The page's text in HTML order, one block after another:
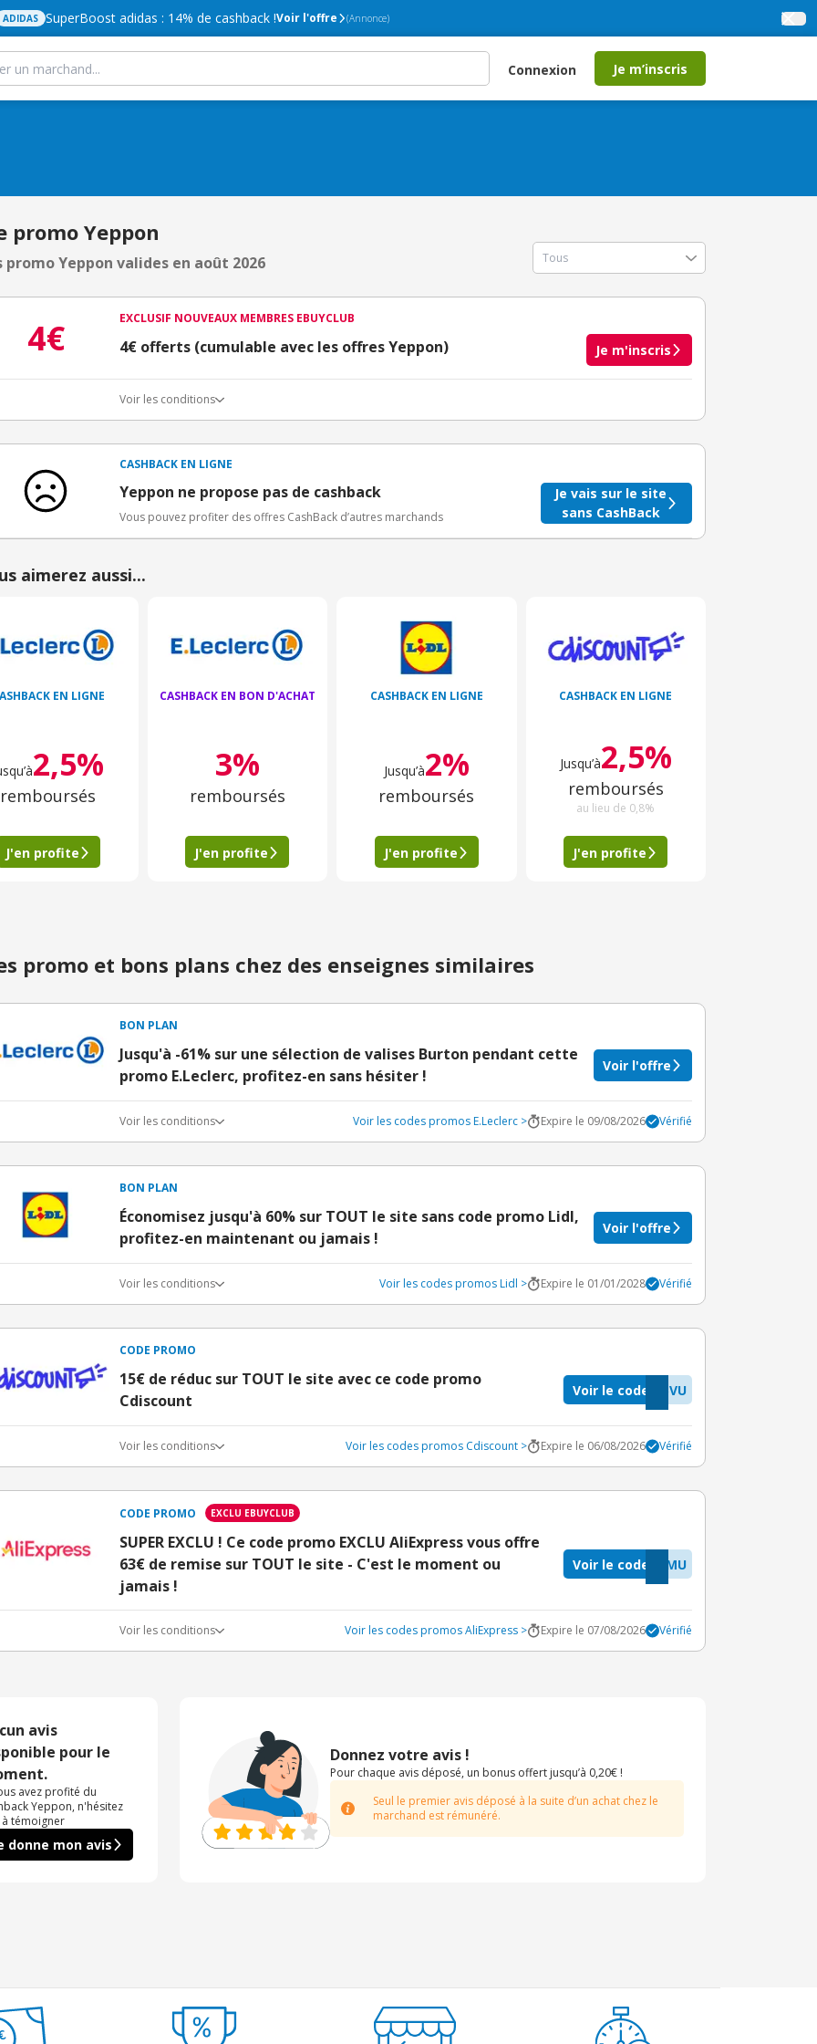
ADIDAS SuperBoost adidas : 14% de cashback !Voir l'offre (Annonce)
Connexion Je m’inscris
promo Yeppon
promo Yeppon valides en août 2026
4€ EXCLUSIF NOUVEAUX MEMBRES EBUYCLUB
4€ offerts (cumulable avec les offres Yeppon) Je m'inscris
Voir les conditions
3€ de bienvenue crédités immédiatement + 1€ supplémentaire crédité après le téléchargement de l'alerte
Offre réservée à une toute première inscription chez eBuyClub.
CASHBACK EN LIGNE
Yeppon ne propose pas de cashback
Vous pouvez profiter des offres CashBack d’autres marchands
Je vais sur le site
sans CashBack
aimerez aussi...
EN LIGNE
2,5%
remboursés
J'en profite
CASHBACK EN BON D'ACHAT
3%
remboursés
J'en profite
CASHBACK EN LIGNE
Jusqu’à2%
remboursés
J'en profite
CASHBACK EN LIGNE
Jusqu’à2,5%
remboursés
au lieu de 0,8%
J'en profite
promo et bons plans chez des enseignes similaires
BON PLAN
Jusqu'à -61% sur une sélection de valises Burton pendant cette
promo E.Leclerc, profitez-en sans hésiter !
Voir l'offre
Voir les conditions Voir les codes promos E.Leclerc > Expire le 09/08/2026 Vérifié
BON PLAN
Économisez jusqu'à 60% sur TOUT le site sans code promo Lidl,
profitez-en maintenant ou jamais !
Voir l'offre
Voir les conditions Voir les codes promos Lidl > Expire le 01/01/2028 Vérifié
CODE PROMO
15€ de réduc sur TOUT le site avec ce code promo
Cdiscount
5VU
Voir le code
Voir les conditions Voir les codes promos Cdiscount > Expire le 06/08/2026 Vérifié
CODE PROMO EXCLU EBUYCLUB
SUPER EXCLU ! Ce code promo EXCLU AliExpress vous offre
63€ de remise sur TOUT le site - C'est le moment ou
jamais !
XMU
Voir le code
Voir les conditions Voir les codes promos AliExpress > Expire le 07/08/2026 Vérifié
avis
pour le
avez profité du
Yeppon, n'hésitez
à témoigner
donne mon avis
Donnez votre avis !
Pour chaque avis déposé, un bonus offert jusqu’à 0,20€ !
Seul le premier avis déposé à la suite d’un achat chez le
marchand est rémunéré.